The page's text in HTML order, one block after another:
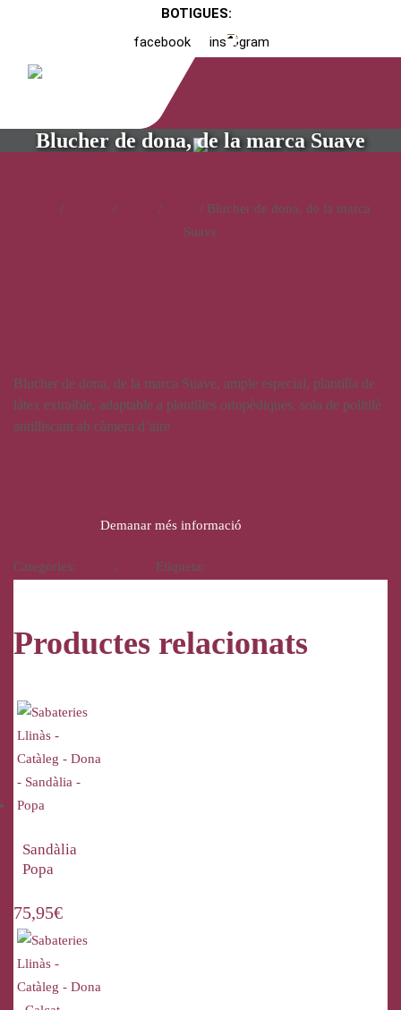
BOTIGUES:
facebook
instagram
Blucher de dona, de la marca Suave
/ / /
/ Blucher de dona, de la marca
Suave
Blucher de dona, de la marca Suave, ample especial, plantilla de
làtex extraible, adaptable a plantilles ortopèdiques, sola de politilè
antilliscant ab càmera d’aire
Demanar més informació
Categories: , Etiqueta:
Productes relacionats
Sandàlia
Popa
75,95€